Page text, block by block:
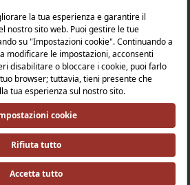
e politica sulla protezione dei
dati |
di qualità |
salute e la sicurezza sul lavoro |
|Politica energetica |
con gli investitori |